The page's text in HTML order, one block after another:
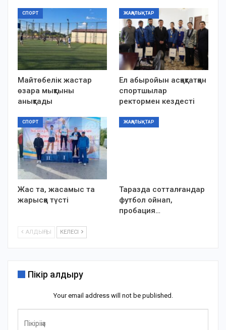
СПОРТ
Майтөбелік жастар
өзара мықтыны
анықтады
ЖАҢАЛЫҚТАР
Ел абыройын асқақтатқан
спортшылар
ректормен кездесті
СПОРТ
Жас та, жасамыс та
жарысқа түсті
ЖАҢАЛЫҚТАР
Таразда сотталғандар
футбол ойнап,
пробация…
АЛДЫҢҒЫ КЕЛЕСІ
Пікір қалдыру
Your email address will not be published.